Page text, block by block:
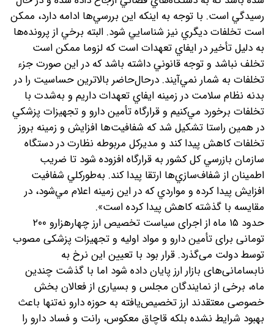
رسيدگي است. با توجه به اينكه اين بررسي‌‌ها ادامه دارد، ممكن
است تخلفات ديگري نيز شناسايي شود. البته برخي از پرونده‌ها
به دلیل تأخير در ايفاي تعهدات است كه لزوما ممكن است
تخلف نباشد و توجه قانوني داشته باشد كه در اين صورت جزء
تخلفات به شمار نمي‌آيند. درحال‌حاضر بالاترين حساسيت‌ را در
بدنه نظام سلامت در زمينه ايفاي تعهدات داريم و به‌شدت با
تخلفات برخورد مي‌كنيم و قرارگاه تأمين دارو و تجهيزات پزشكي
در همين راستا تشكيل شد كه شفافيت‌ها افزايش و زمينه بروز
تخلفات كاهش پيدا كند و مديركل مربوطه نظارت در دستگاه
سازمان بازرسي كل كشور به قرارگاه افزوده شود تا ضريب
اطمينان از شفاف‌سازي‌ها ارتقا پيدا كند. به‌طوركلي شفافيت
افزايش پيدا كرده و مواردي كه در اين زمينه اعلام مي‌شود، در
مقايسه با گذشته كاهش پيدا كرده است».
حدود ۱۵ ماه از اجرای سیاست تخصیص ارز چهارهزارو ۲۰۰
تومانی برای تأمین دارو و مواد اولیه و تجهیزات پزشکی مصوب
توسط دولت می‌گذرد. قرار بود با تعیین این نرخ به
نابسامانی‌های بازار ارز پایان داده شود اما با گذشت چندین
ماه، برخی از نمایندگان مجلس و بسیاری از فعالان بخش
خصوصی معتقدند ارز تخصیص‌یافته به حوزه دارو نه‌تنها باعث
بهبود شرایط نشده بلکه قاچاق معکوس، رانت و فساد دارو را